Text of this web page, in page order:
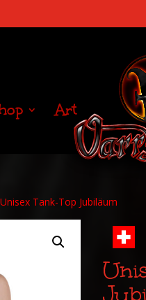
Art
Tank-Top Jubiläum